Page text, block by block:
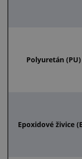
Polyuretán (PU)
Epoxidové živice